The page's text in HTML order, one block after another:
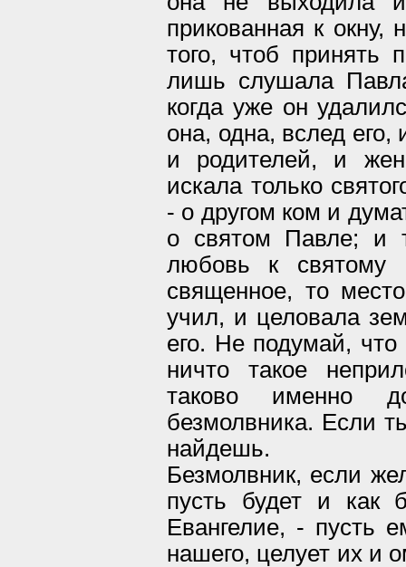
прикованная к окну,
того, чтоб принять
лишь слушала
когда уже он
она, одна, вслед его,
и родителей, и
искала только
- о другом ком и
о святом Павле; и
любовь к святому
священное, то
учил, и целовала
его. Не подумай, что
ничто такое
таково именно
безмолвника. Если
найдешь.
Безмолвник, если
пусть будет и как
Евангелие, - пусть
нашего, целует их и